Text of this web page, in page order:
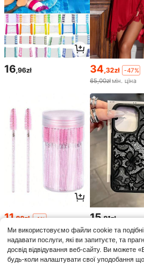
16 ,96zł 34 ,32zł
-47%
65,00złмін. ціна
11,88zł -1%
12,00złмін. ціна
15,81zł
Ми використовуємо файли cookie та
надавати послуги, які ви запитуєте, та
досвід відвідування веб-сайту. Ви можете
будь-коли налаштувати свої уподобання